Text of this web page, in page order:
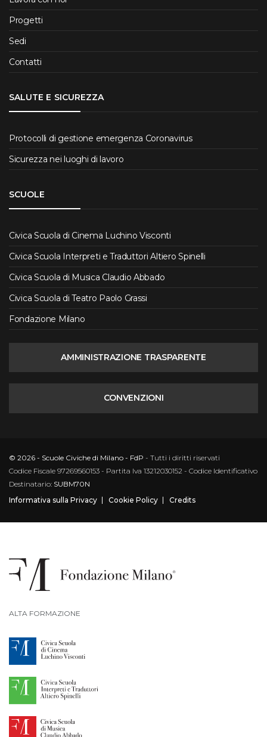
Progetti
Sedi
Contatti
SALUTE E SICUREZZA
Protocolli di gestione emergenza Coronavirus
Sicurezza nei luoghi di lavoro
SCUOLE
Civica Scuola di Cinema Luchino Visconti
Civica Scuola Interpreti e Traduttori Altiero Spinelli
Civica Scuola di Musica Claudio Abbado
Civica Scuola di Teatro Paolo Grassi
Fondazione Milano
AMMINISTRAZIONE TRASPARENTE
CONVENZIONI
© 2026 - Scuole Civiche di Milano - FdP - Tutti i diritti riservati
Codice Fiscale 97269560153 - Partita Iva 13212030152 - Codice Identificativo
Destinatario: SUBM70N
Informativa sulla Privacy
Cookie Policy Credits
ALTA FORMAZIONE